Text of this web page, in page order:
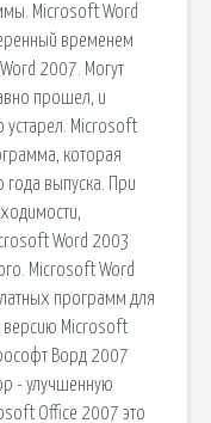
Microsoft Word
временем
2007. Могут
прошел, и
устарел. Microsoft
которая
выпуска. При
Word 2003
Microsoft Word
программ для
версию Microsoft
Ворд 2007
- улучшенную
Office 2007 это